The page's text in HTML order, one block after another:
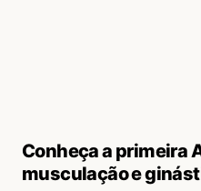
Conheça a primeira
musculação e